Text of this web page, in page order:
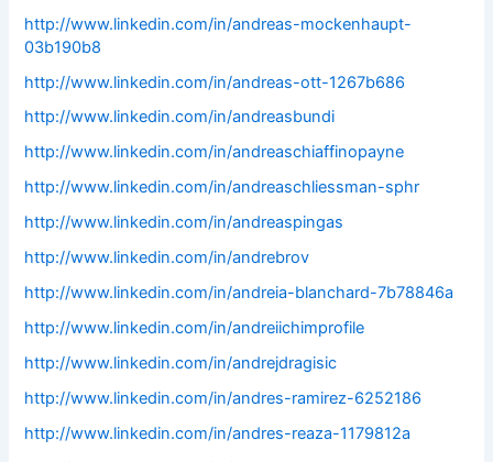
http://www.linkedin.com/in/andreas-mockenhaupt-
03b190b8
http://www.linkedin.com/in/andreas-ott-1267b686
http://www.linkedin.com/in/andreasbundi
http://www.linkedin.com/in/andreaschiaffinopayne
http://www.linkedin.com/in/andreaschliessman-sphr
http://www.linkedin.com/in/andreaspingas
http://www.linkedin.com/in/andrebrov
http://www.linkedin.com/in/andreia-blanchard-7b78846a
http://www.linkedin.com/in/andreiichimprofile
http://www.linkedin.com/in/andrejdragisic
http://www.linkedin.com/in/andres-ramirez-6252186
http://www.linkedin.com/in/andres-reaza-1179812a